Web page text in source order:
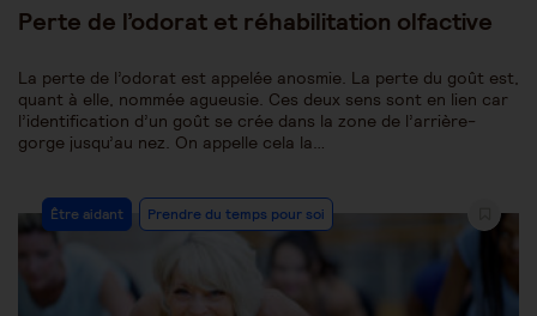
Perte de l’odorat et réhabilitation olfactive
La perte de l’odorat est appelée anosmie. La perte du goût est,
quant à elle, nommée agueusie. Ces deux sens sont en lien car
l’identification d’un goût se crée dans la zone de l’arrière-
gorge jusqu’au nez. On appelle cela la…
Post
Category:
Être aidant Prendre du temps pour soi